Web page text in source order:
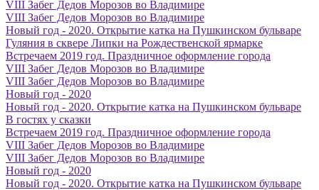
VIII Забег Дедов Морозов во Владимире
VIII Забег Дедов Морозов во Владимире
Новый год - 2020. Открытие катка на Пушкинском бульваре
Гуляния в сквере Липки на Рождественской ярмарке
Встречаем 2019 год. Праздничное оформление города
VIII Забег Дедов Морозов во Владимире
VIII Забег Дедов Морозов во Владимире
Новый год - 2020
Новый год - 2020. Открытие катка на Пушкинском бульваре
В гостях у сказки
Встречаем 2019 год. Праздничное оформление города
VIII Забег Дедов Морозов во Владимире
VIII Забег Дедов Морозов во Владимире
Новый год - 2020
Новый год - 2020. Открытие катка на Пушкинском бульваре